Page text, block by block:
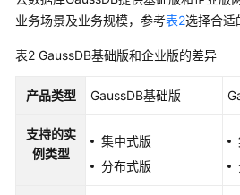
例
连
GaussDB
例
业务场景及业务规模，参考表2选择合适
表2 GaussDB基础版和企业版的差异
产品类型 GaussDB基础版
支持的实
例类型
集中式版
分布式版